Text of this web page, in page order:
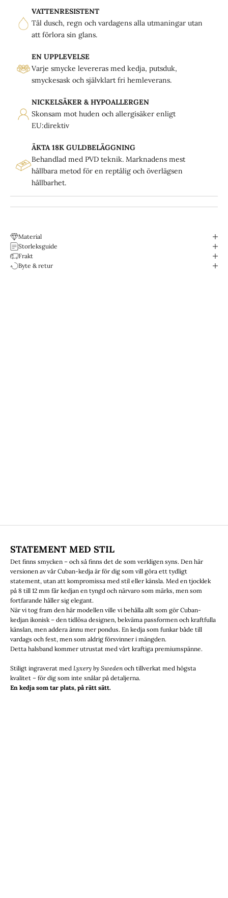
VATTENRESISTENT
Tål dusch, regn och vardagens alla utmaningar utan
att förlora sin glans.
EN UPPLEVELSE
Varje smycke levereras med kedja, putsduk,
smyckesask och självklart fri hemleverans.
NICKELSÄKER & HYPOALLERGEN
Skonsam mot huden och allergisäker enligt
EU:direktiv
ÄKTA 18K GULDBELÄGGNING
Behandlad med PVD teknik. Marknadens mest
hållbara metod för en reptålig och överlägsen
hållbarhet.
Material
Storleksguide
Frakt
Byte & retur
STATEMENT MED STIL
Det finns smycken – och så finns det de som verkligen syns. Den här
versionen av vår Cuban-kedja är för dig som vill göra ett tydligt
statement, utan att kompromissa med stil eller känsla. Med en tjocklek
på 8 till 12 mm får kedjan en tyngd och närvaro som märks, men som
fortfarande håller sig elegant.
När vi tog fram den här modellen ville vi behålla allt som gör Cuban-
kedjan ikonisk – den tidlösa designen, bekväma passformen och kraftfulla
känslan, men addera ännu mer pondus. En kedja som funkar både till
vardags och fest, men som aldrig försvinner i mängden.
Detta halsband kommer utrustat med vårt kraftiga premiumspänne.
Stiligt ingraverat med Lyxery by Sweden och tillverkat med högsta
kvalitet – för dig som inte snålar på detaljerna.
En kedja som tar plats, på rätt sätt.